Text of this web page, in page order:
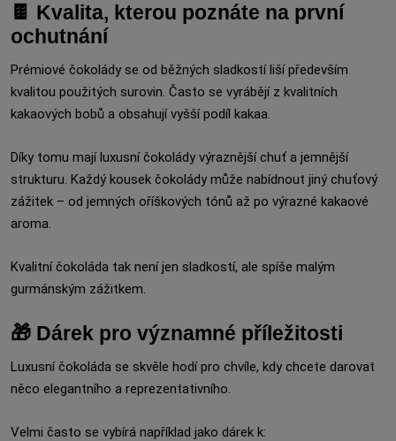
🍫 Kvalita, kterou poznáte na první
ochutnání
Prémiové čokolády se od běžných sladkostí liší především
kvalitou použitých surovin. Často se vyrábějí z kvalitních
kakaových bobů a obsahují vyšší podíl kakaa.
Díky tomu mají luxusní čokolády výraznější chuť a jemnější
strukturu. Každý kousek čokolády může nabídnout jiný chuťový
zážitek – od jemných oříškových tónů až po výrazné kakaové
aroma.
Kvalitní čokoláda tak není jen sladkostí, ale spíše malým
gurmánským zážitkem.
🎁 Dárek pro významné příležitosti
Luxusní čokoláda se skvěle hodí pro chvíle, kdy chcete darovat
něco elegantního a reprezentativního.
Velmi často se vybírá například jako dárek k: